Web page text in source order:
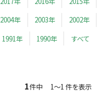
2004年 2003年 2002年
1991年 1990年 すべて
1件中 1～1 件を表示